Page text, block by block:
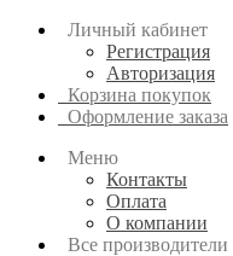
Личный кабинет
Регистрация
Авторизация
Корзина покупок
Оформление заказа
Меню
Контакты
Оплата
О компании
Все производители